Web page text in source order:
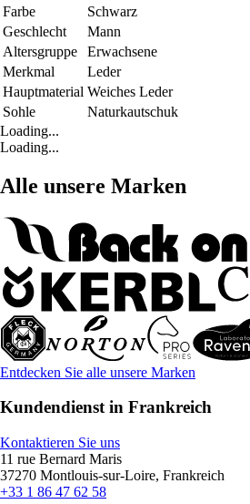
Farbe
Schwarz
Geschlecht
Mann
Altersgruppe
Erwachsene
Merkmal
Leder
Hauptmaterial Weiches Leder
Sohle
Naturkautschuk
Loading...
Loading...
Alle unsere Marken
Entdecken Sie alle unsere Marken
Kundendienst in Frankreich
Kontaktieren Sie uns
11 rue Bernard Maris
37270 Montlouis-sur-Loire, Frankreich
+33 1 86 47 62 58